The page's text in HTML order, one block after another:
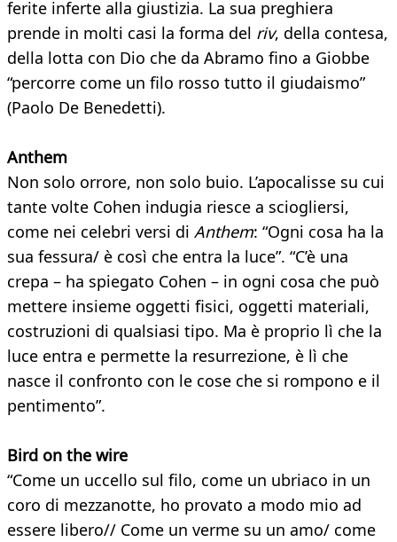
ferite inferte alla giustizia. La sua preghiera
prende in molti casi la forma del riv, della contesa,
della lotta con Dio che da Abramo fino a Giobbe
“percorre come un filo rosso tutto il giudaismo”
(Paolo De Benedetti).
Anthem
Non solo orrore, non solo buio. L’apocalisse su cui
tante volte Cohen indugia riesce a sciogliersi,
come nei celebri versi di Anthem: “Ogni cosa ha la
sua fessura/ è così che entra la luce”. “C’è una
crepa – ha spiegato Cohen – in ogni cosa che può
mettere insieme oggetti fisici, oggetti materiali,
costruzioni di qualsiasi tipo. Ma è proprio lì che la
luce entra e permette la resurrezione, è lì che
nasce il confronto con le cose che si rompono e il
pentimento”.
Bird on the wire
“Come un uccello sul filo, come un ubriaco in un
coro di mezzanotte, ho provato a modo mio ad
essere libero// Come un verme su un amo/ come